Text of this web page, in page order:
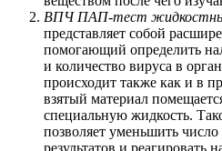
ВПЧ ПАП-тест
представляет собой
помогающий определить
и количество вируса в
происходит также как и в
взятый материал
специальную жидкость.
позволяет уменьшить
результатов и реагировать